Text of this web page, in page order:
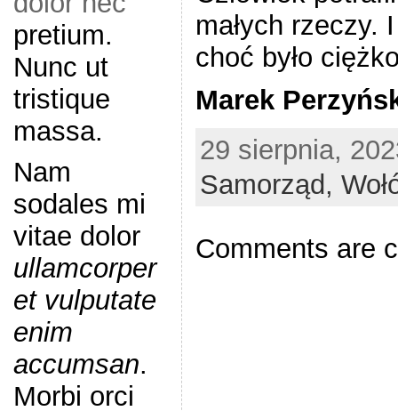
pretium.
Nunc ut
tristique
massa.
Nam
sodales mi
vitae dolor
ullamcorper
et vulputate
enim
accumsan.
Morbi orci
małych rzeczy.
choć było
Marek
29 sierpnia,
Samorząd,
Comments are